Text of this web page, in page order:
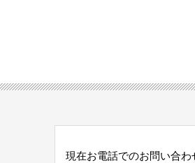
現在お電話でのお問い合